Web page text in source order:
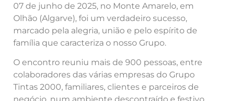
07 de junho de 2025, no Monte Amarelo, em
Olhão (Algarve), foi um verdadeiro sucesso,
marcado pela alegria, união e pelo espírito de
família que caracteriza o nosso Grupo.
O encontro reuniu mais de 900 pessoas, entre
colaboradores das várias empresas do Grupo
Tintas 2000, familiares, clientes e parceiros de